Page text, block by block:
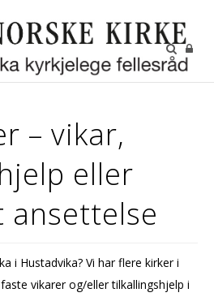
– vikar,
eller
ansettelse
i Hustadvika? Vi har flere kirker i
vikarer og/eller tilkallingshjelp i